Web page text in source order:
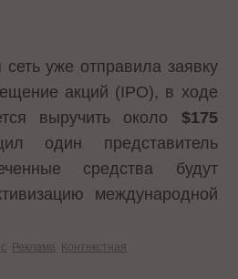
уже отправила заявку
акций (IPO), в ходе
выручить около $175
один представитель
средства будут
международной
Реклама
Контекстная